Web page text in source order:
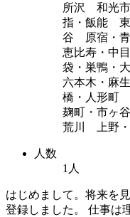
所沢 和光
指・飯能
谷 原宿・
恵比寿・中
袋・巣鴨・
六本木・麻
橋・人形町
麹町・市ヶ
荒川 上野・
人数
1人
はじめまして。将来を
登録しました。 仕事は